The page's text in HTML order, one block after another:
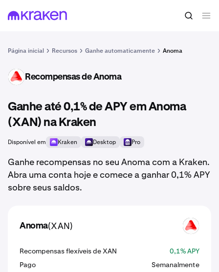
Página inicial Recursos Ganhe automaticamente Anoma
XAN Recompensas de Anoma
Ganhe até 0,1% de APY em Anoma
(XAN) na Kraken
Disponível em Kraken Desktop Pro
Ganhe recompensas no seu Anoma com a Kraken.
Abra uma conta hoje e comece a ganhar 0,1% APY
sobre seus saldos.
Anoma(XAN) XAN
Recompensas flexíveis de XAN
0,1% APY
Pago
Semanalmente